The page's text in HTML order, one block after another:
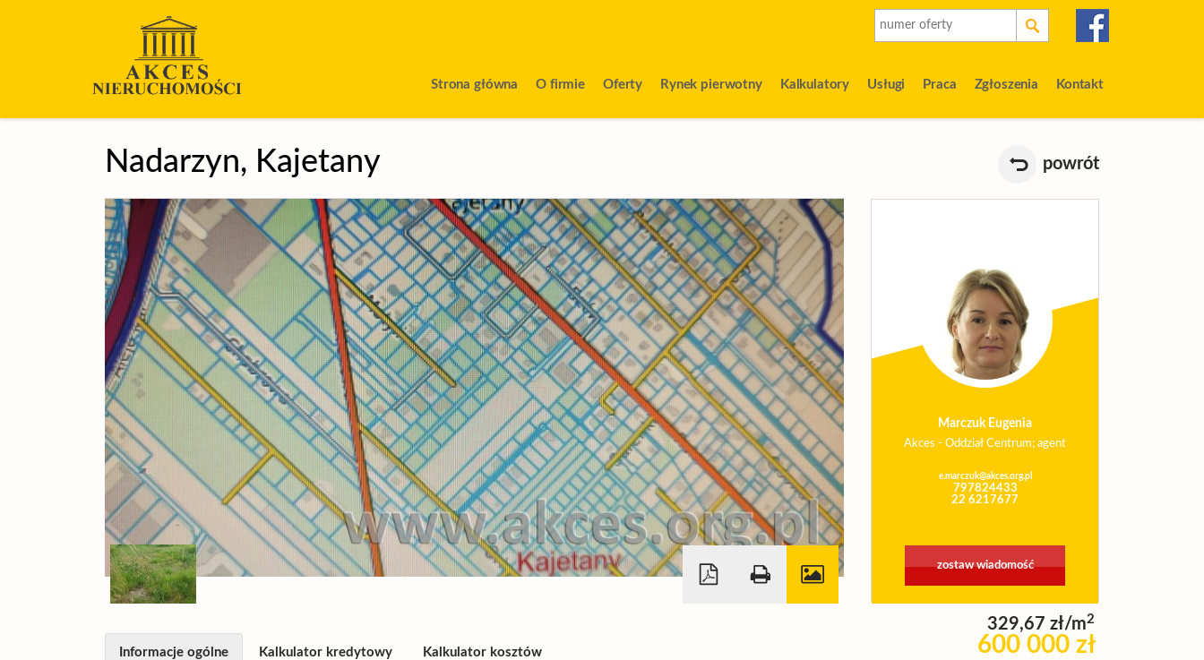
Strona główna O firmie Oferty Rynek pierwotny Kalkulatory Usługi Praca Zgłoszenia Kontakt
Nadarzyn, Kajetany powrót
Marczuk Eugenia
Akces - Oddział Centrum; agent
e.marczuk@akces.org.pl
797824433
22 6217677
zostaw wiadomość
329,67 zł/m2
600 000 zł
Informacje ogólne Kalkulator kredytowy Kalkulator kosztów